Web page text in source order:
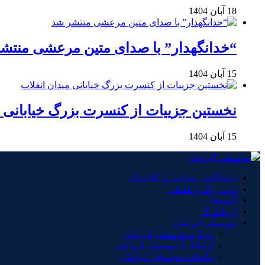
18 آبان 1404
“خدانگهدار” با صدای متین مرعشی
15 آبان 1404
نخستین جزییات از کنسرت بزرگ خیابانی
15 آبان 1404
دستگاهی، مقامی و کلاسیک
پاپ، راک و تلفیقی
آلبوم‌ها
ارتباط گر
موسیقی ایرانیان
درباره موسیقی ایرانیان
ارتباط با موسیقی ایرانیان
تبلیغات موسیقی ایرانیان